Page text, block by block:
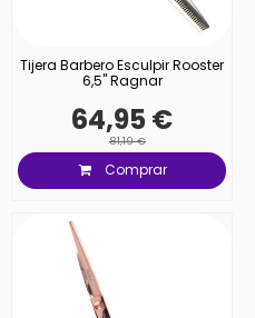
Tijera Barbero Esculpir Rooster
6,5" Ragnar
64,95 €
81,19 €
Comprar